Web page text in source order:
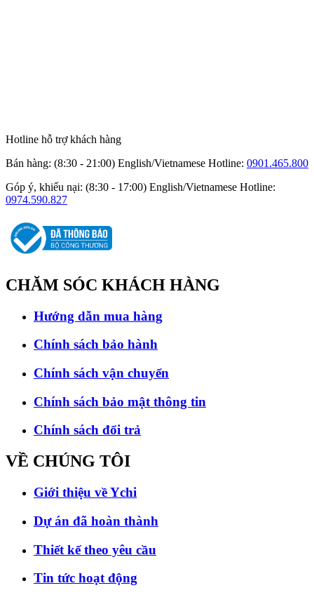
Hotline hỗ trợ khách hàng
Bán hàng: (8:30 - 21:00) English/Vietnamese Hotline: 0901.465.800
Góp ý, khiếu nại: (8:30 - 17:00) English/Vietnamese Hotline:
0974.590.827
CHĂM SÓC KHÁCH HÀNG
Hướng dẫn mua hàng
Chính sách bảo hành
Chính sách vận chuyển
Chính sách bảo mật thông tin
Chính sách đổi trả
VỀ CHÚNG TÔI
Giới thiệu về Ychi
Dự án đã hoàn thành
Thiết kế theo yêu cầu
Tin tức hoạt động